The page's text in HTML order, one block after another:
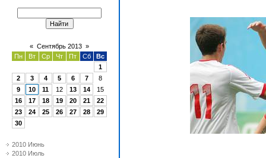
« Сентябрь 2013 »
Пн
Вт Ср Чт Пт Сб
Вс
1
2
3 4 5 6 7
8
9
10 11 12 13 14
15
16
17 18 19 20 21
22
23
24 25 26 27 28
29
30
2010 Июнь
2010 Июль